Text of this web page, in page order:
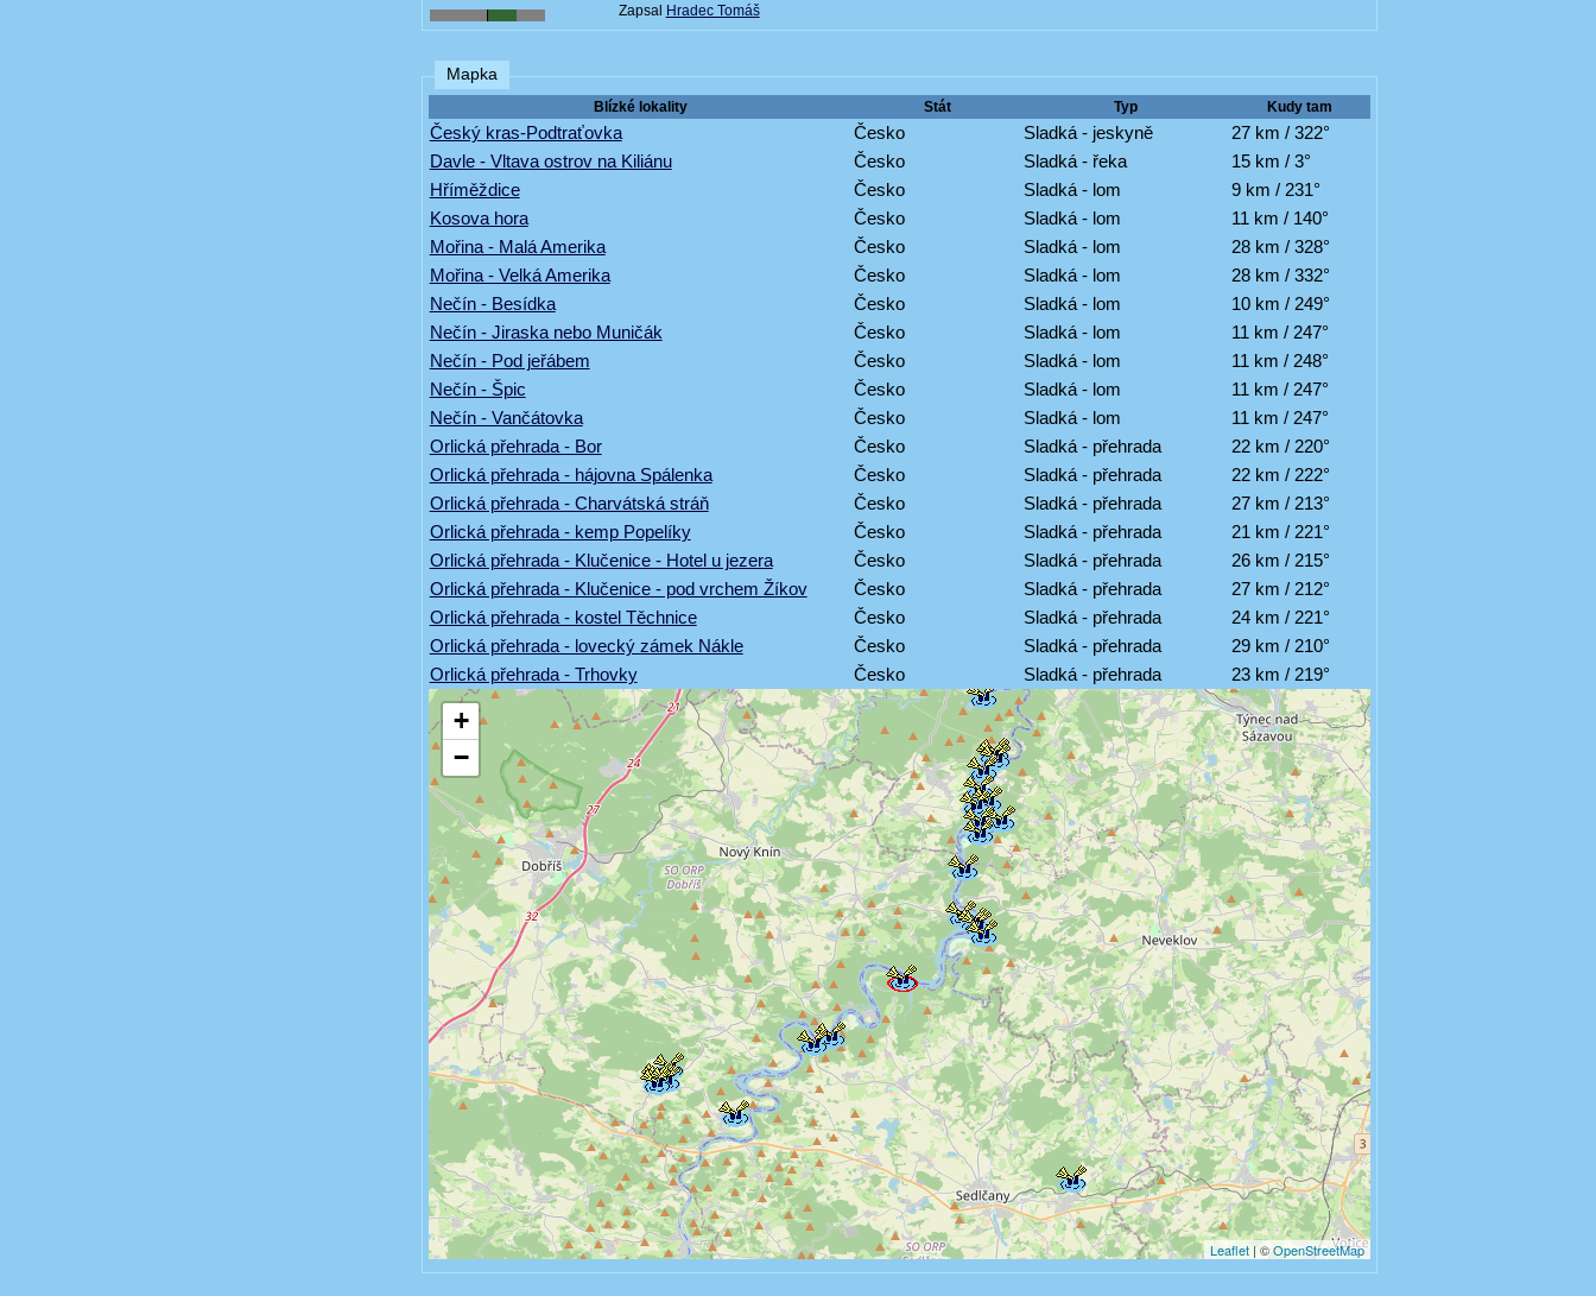
Zapsal Hradec Tomáš
Mapka
Blízké lokality Stát Typ Kudy tam
Český kras-Podtraťovka Česko Sladká - jeskyně
27 km / 322°
Davle - Vltava ostrov na Kiliánu
Česko Sladká - řeka
15 km / 3°
Hříměždice
Česko Sladká - lom
9 km / 231°
Kosova hora
Česko Sladká - lom
11 km / 140°
Mořina - Malá Amerika
Česko Sladká - lom
28 km / 328°
Mořina - Velká Amerika
Česko Sladká - lom
28 km / 332°
Nečín - Besídka
Česko Sladká - lom
10 km / 249°
Nečín - Jiraska nebo Muničák
Česko Sladká - lom
11 km / 247°
Nečín - Pod jeřábem
Česko Sladká - lom
11 km / 248°
Nečín - Špic
Česko Sladká - lom
11 km / 247°
Nečín - Vančátovka
Česko Sladká - lom
11 km / 247°
Orlická přehrada - Bor
Česko Sladká - přehrada
22 km / 220°
Orlická přehrada - hájovna Spálenka
Česko Sladká - přehrada
22 km / 222°
Orlická přehrada - Charvátská stráň
Česko Sladká - přehrada
27 km / 213°
Orlická přehrada - kemp Popelíky
Česko Sladká - přehrada
21 km / 221°
Orlická přehrada - Klučenice - Hotel u jezera
Česko Sladká - přehrada
26 km / 215°
Orlická přehrada - Klučenice - pod vrchem Žíkov
Česko Sladká - přehrada
27 km / 212°
Orlická přehrada - kostel Těchnice
Česko Sladká - přehrada
24 km / 221°
Orlická přehrada - lovecký zámek Nákle
Česko Sladká - přehrada
29 km / 210°
Orlická přehrada - Trhovky
Česko Sladká - přehrada 23 km / 219°